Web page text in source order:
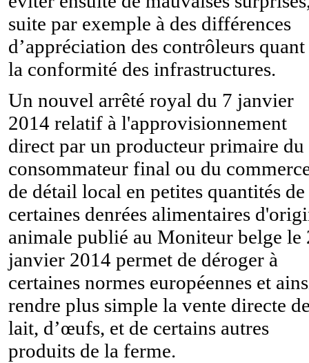
suite par exemple à des différences
d’appréciation des contrôleurs quant
la conformité des infrastructures.
Un nouvel arrêté royal du 7 janvier
2014 relatif à l'approvisionnement
direct par un producteur primaire du
consommateur final ou du
de détail local en petites quantités de
certaines denrées alimentaires
animale publié au Moniteur belge le
janvier 2014 permet de déroger à
certaines normes européennes et
rendre plus simple la vente directe
lait, d’œufs, et de certains autres
produits de la ferme.